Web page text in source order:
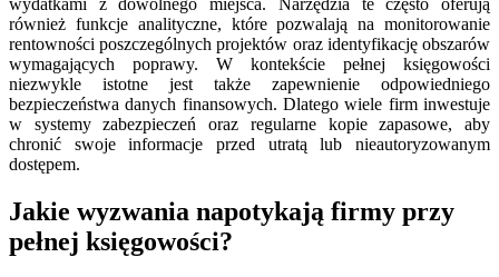
również funkcje analityczne, które pozwalają na monitorowanie
rentowności poszczególnych projektów oraz identyfikację obszarów
wymagających poprawy. W kontekście pełnej księgowości
niezwykle istotne jest także zapewnienie odpowiedniego
bezpieczeństwa danych finansowych. Dlatego wiele firm inwestuje
w systemy zabezpieczeń oraz regularne kopie zapasowe, aby
chronić swoje informacje przed utratą lub nieautoryzowanym
dostępem.
Jakie wyzwania napotykają firmy przy
pełnej księgowości?